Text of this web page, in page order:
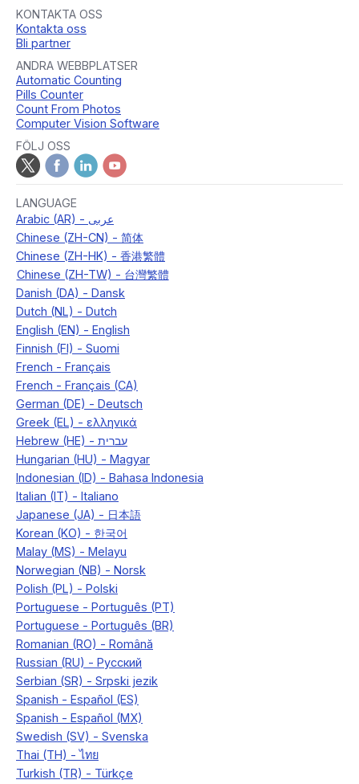
KONTAKTA OSS
Kontakta oss
Bli partner
ANDRA WEBBPLATSER
Automatic Counting
Pills Counter
Count From Photos
Computer Vision Software
FÖLJ OSS
LANGUAGE